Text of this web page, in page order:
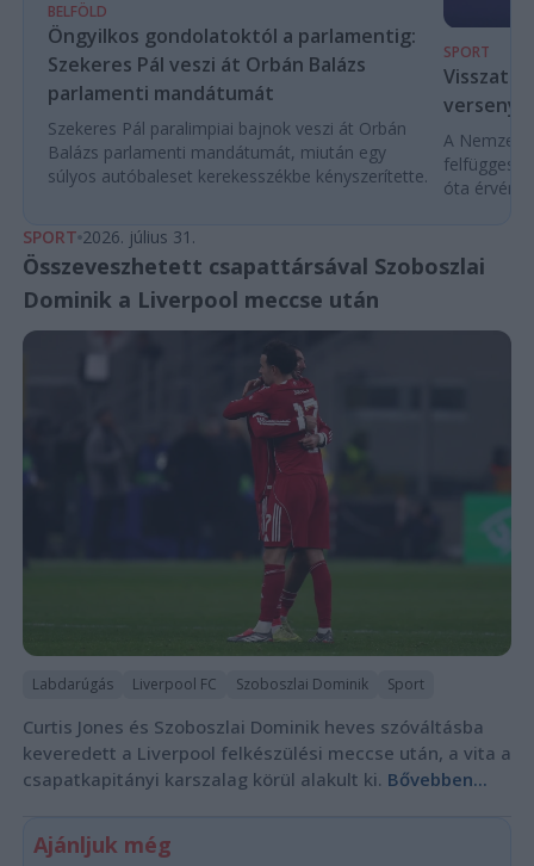
BELFÖLD
Öngyilkos gondolatoktól a parlamentig:
Szekeres Pál veszi át Orbán Balázs
parlamenti mandátumát
Szekeres Pál paralimpiai bajnok veszi át Orbán
Balázs parlamenti mandátumát, miután egy
súlyos autóbaleset kerekesszékbe kényszerítette.
SPORT
A
óta
SPORT 2026. július 31.
Összeveszhetett csapattársával Szoboszlai
Dominik a Liverpool meccse után
Labdarúgás Liverpool FC Szoboszlai Dominik Sport
Curtis Jones és Szoboszlai Dominik heves szóváltásba
keveredett a Liverpool felkészülési meccse után, a vita a
csapatkapitányi karszalag körül alakult ki. Bővebben...
Ajánljuk még